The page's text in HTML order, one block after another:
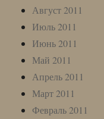
Август 2011
Июль 2011
Июнь 2011
Май 2011
Апрель 2011
Март 2011
Февраль 2011